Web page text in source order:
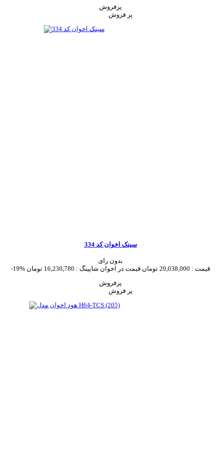
پرفروش
سینک اخوان کد 334
بدون رای
-19%
قیمت : 20,038,000 تومان قیمت در اخوان شاپینگ : 16,230,780 تومان
پرفروش